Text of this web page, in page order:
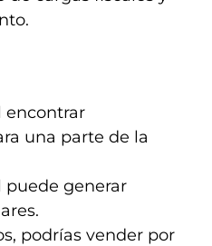
encontrar
una parte de la
puede generar
podrías vender por